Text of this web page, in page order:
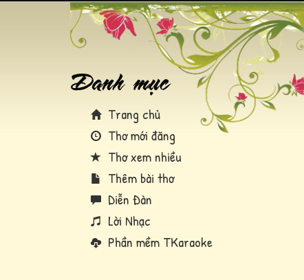
Trang chủ
Thơ mới đăng
Thơ xem nhiều
Thêm bài thơ
Diễn Đàn
Lời Nhạc
Phần mềm TKaraoke